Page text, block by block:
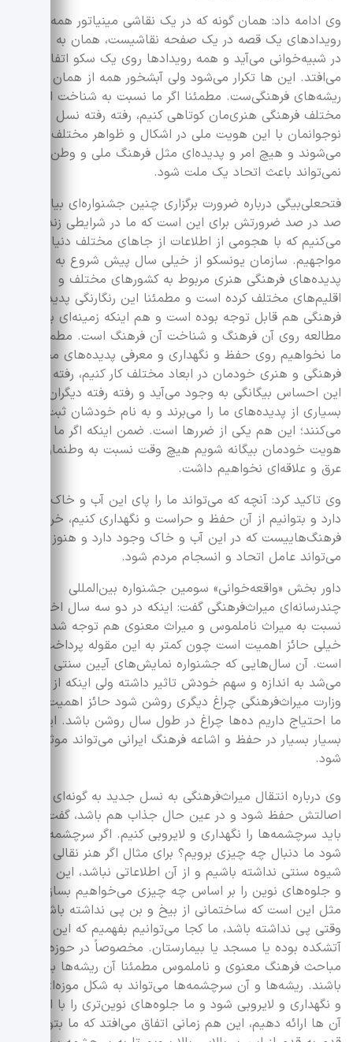
وی ادامه داد: همان گونه که در یک نقاشی مینیاتور همه
رویدادهای یک قصه در یک صفحه نقاشیست، همان به نوعی
در شبیه‌خوانی می‌آید و همه رویدادها روی یک سکو اتفاق
می‌افتد. این ها تکرار می‌شود ولی آبشخور همه از همان
ریشه‌های فرهنگی‌ست. مطمئنا اگر ما نسبت به شناخت اشکال
مختلف فرهنگی هنری‌مان کوتاهی کنیم، رفته رفته نسل جوان و
نوجوانمان با این هویت ملی در اشکال و ظواهر مختلف بیگانه
می‌شوند و هیچ امر و پدیده‌ای مثل فرهنگ ملی و وطن‌پرستی
نمی‌تواند باعث اتحاد یک ملت شود.
فتحعلی‌بیگی درباره ضرورت برگزاری چنین جشنواره‌ای بیان کرد:
صد در صد ضرورتش برای این است که ما در شرایطی زندگی
می‌کنیم که با هجومی از اطلاعات از جاهای مختلف دنیا
مواجهیم. سازمان یونسکو از خیلی سال پیش شروع به ثبت
پدیده‌های فرهنگی هنری مربوط به کشورهای مختلف و
اقلیم‌های مختلف کرده است و مطمئنا این رنگارنگی پدیده‌های
فرهنگی هم قابل توجه بوده است و هم اینکه زمینه‌ای برای
مطالعه روی آن فرهنگ و شناخت آن فرهنگ است. مطمئناً اگر
ما نخواهیم روی حفظ و نگهداری و معرفی پدیده‌های مختلف
فرهنگی و هنری خودمان در ابعاد مختلف کار کنیم، رفته رفته
این احساس بیگانگی به وجود می‌آید و رفته رفته دیگران
بسیاری از پدیده‌های ما را می‌برند و به نام خودشان ثبت
می‌کنند؛ این هم یکی از ضررها است. ضمن اینکه اگر ما با
هویت خودمان بیگانه شویم هیچ وقت نسبت به وطنمان هم
عرق و علاقه‌ای نخواهیم داشت.
وی تاکید کرد: آنچه که می‌تواند ما را پای این آب و خاک نگه
دارد و بتوانیم از آن حفظ و حراست و نگهداری کنیم، خرده
فرهنگ‌هاییست که در این آب و خاک وجود دارد و هنوز هم
می‌تواند عامل اتحاد و انسجام مردم شود.
داور بخش «واقعه‌خوانی» سومین جشنواره بین‌المللی
چندرسانه‌ای میراث‌فرهنگی گفت: اینکه در دو سه سال اخیر
نسبت به میراث ناملموس و میراث معنوی هم توجه شده،
خیلی حائز اهمیت است چون کمتر به این مقوله پرداخت شده
است. آن سال‌هایی که جشنواره نمایش‌های آیین سنتی برگزار
می‌شد به اندازه و سهم خودش تاثیر داشته ولی اینکه از ناحیه
وزارت میراث‌فرهنگی چراغ دیگری روشن شود حائز اهمیت است.
ما احتیاج داریم ده‌ها چراغ در طول سال روشن باشد. این‌ها
بسیار بسیار در حفظ و اشاعه فرهنگ ایرانی می‌تواند موثر واقع
شود.
وی درباره انتقال میراث‌فرهنگی به نسل جدید به گونه‌ای که
اصالتش حفظ شود و در عین حال جذاب هم باشد، گفت: اول
باید سرچشمه‌ها را نگهداری و لایروبی کنیم. اگر سرچشمه‌ها کور
شود ما دنبال چه چیزی برویم؟ برای مثال اگر هنر نقالی را به
شیوه سنتی نداشته باشیم و از آن اطلاعاتی نباشد، این نمودها
و جلوه‌های نوین را بر اساس چه چیزی می‌خواهیم بسازیم.
مثل این است که ساختمانی از بیخ و بن پی نداشته باشد،
وقتی پی نداشته باشد، ما کجا می‌توانیم بفهمیم که این بنا
آتشکده بوده یا مسجد یا بیمارستان. مخصوصاً در حوزه
مباحث فرهنگ معنوی و ناملموس مطمئنا آن ریشه‌ها باید
باشند. ریشه‌ها و آن سرچشمه‌ها می‌تواند به شکل موزه‌ای باشد
و نگهداری و لایروبی شود و ما جلوه‌های نوین‌تری را با الهام از
آن ها ارائه دهیم، این هم زمانی اتفاق می‌افتد که ما بتوانیم